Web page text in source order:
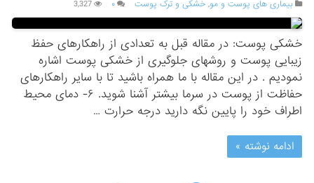
بیماری های پوست و مو,خشکی و ترک پوست ۰ 3,327
خشکی پوست: در مقاله قبل به تعدادی از راهکارهای حفظ
زیبایی پوست و روشهای جلوگیری از خشکی پوست اشاره
نمودیم . در این مقاله با ما همراه باشید تا با سایر راهکارهای
حفاظت از پوست در سرما بیشتر آشنا شوید. ۶- دمای محیط
اطراف خود را پایین نگه دارید درجه حرارت …
ادامه نوشته »